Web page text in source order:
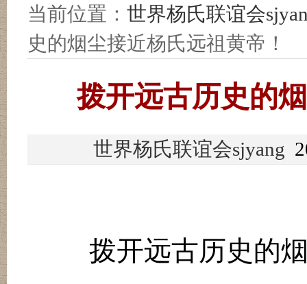
当前位置： 世界杨氏联谊会
史的烟尘接近杨氏远祖黄帝！
拨开远古历史的
世界杨氏联谊会sjyang
拨开远古历史的